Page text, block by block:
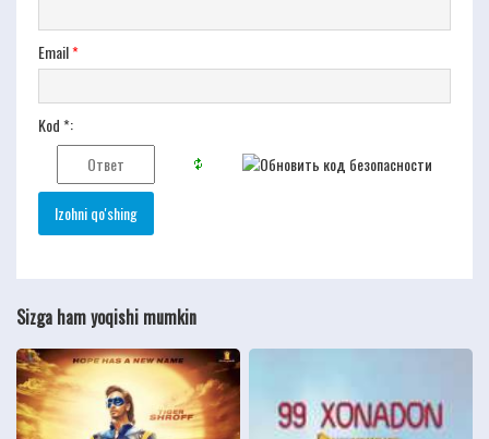
Email*
Kod *:
Sizga ham yoqishi mumkin